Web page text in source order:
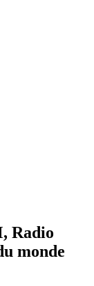
Radio
monde